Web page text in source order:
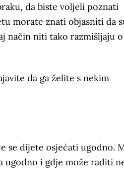
da biste voljeli poznati
morate znati objasniti da
način niti tako razmišljaju o
da ga želite s nekim
se dijete osjećati ugodno.
ugodno i gdje može raditi